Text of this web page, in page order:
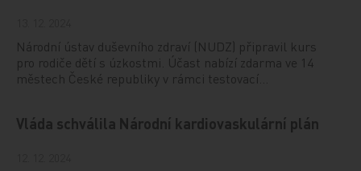
Národní ústav duševního zdraví (NUDZ) připravil kurs
pro rodiče dětí s úzkostmi. Účast nabízí zdarma ve 14
městech České republiky v rámci testovací…
Vláda schválila Národní kardiovaskulární plán